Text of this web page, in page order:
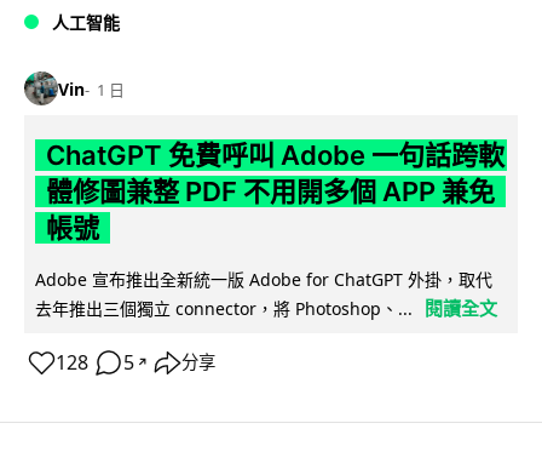
人工智能
Vin 1 日
ChatGPT 免費呼叫 Adobe 一句話跨軟
體修圖兼整 PDF 不用開多個 APP 兼免
帳號
Adobe 宣布推出全新統一版 Adobe for ChatGPT 外掛，取代
去年推出三個獨立 connector，將 Photoshop、...
閱讀全文
128 5 ↗ 分享